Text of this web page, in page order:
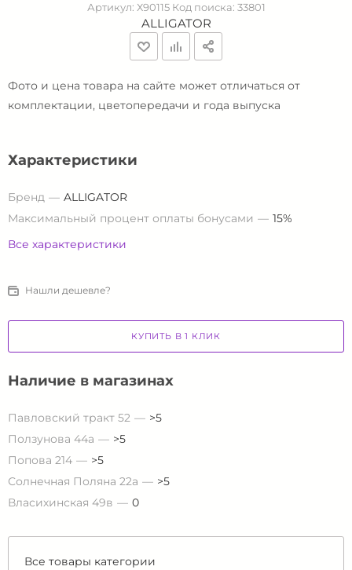
Артикул: Х90115 Код поиска: 33801
ALLIGATOR
Фото и цена товара на сайте может отличаться от
комплектации, цветопередачи и года выпуска
Характеристики
Бренд
ALLIGATOR
Максимальный процент оплаты бонусами
15%
Все характеристики
Нашли дешевле?
КУПИТЬ В 1 КЛИК
Наличие в магазинах
Павловский тракт 52
>5
Ползунова 44а
>5
Попова 214
>5
Солнечная Поляна 22а
>5
Власихинская 49в
0
Все товары категории